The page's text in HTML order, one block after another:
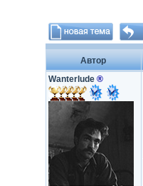
Автор
Wanterlude ®